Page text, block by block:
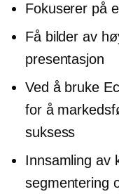
Fokuserer på
Få bilder av
presentasjon
Ved å bruke
for å
suksess
Innsamling av
segmentering